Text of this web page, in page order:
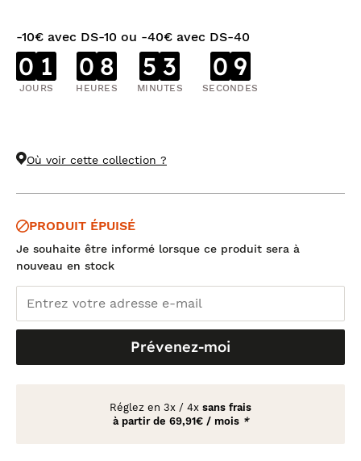
-10€ avec DS-10 ou -40€ avec DS-40
0 1
JOURS
0 8
HEURES
5 3
MINUTES
0 8
SECONDES
Où voir cette collection ?
PRODUIT ÉPUISÉ
Je souhaite être informé lorsque ce produit sera à
nouveau en stock
Prévenez-moi
Réglez en 3x / 4x sans frais
à partir de 69,91€ / mois *